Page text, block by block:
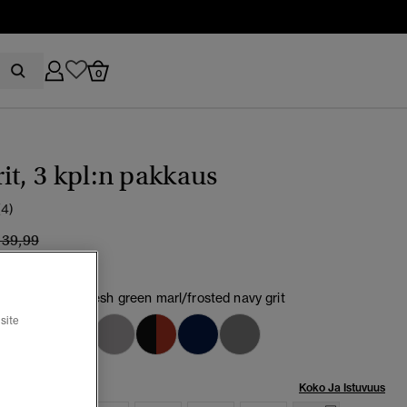
0
3 kpl:n pakkaus
alennettu hinnasta
hintaan
blue marl/fresh green marl/frosted navy grit
Koko Ja Istuvuus